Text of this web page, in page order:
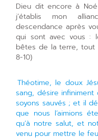
Dieu dit encore à
j’établis mon
descendance après
qui sont avec vous :
bêtes de la terre, tout
8-10)
Théotime, le doux
sang, désire infiniment
soyons sauvés ; et il
que nous l’aimions
qu’à notre salut, et
venu pour mettre le